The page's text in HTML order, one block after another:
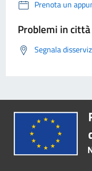
Prenota un
Problemi in città
Segnala